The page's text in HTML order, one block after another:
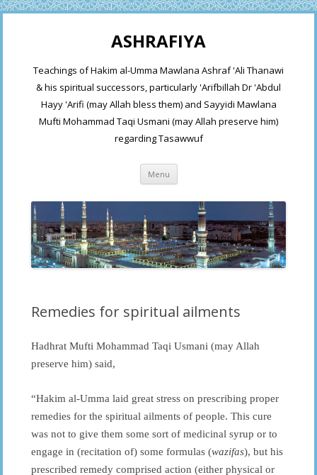
ASHRAFIYA
Teachings of Hakim al-Umma Mawlana Ashraf 'Ali Thanawi
& his spiritual successors, particularly 'Arifbillah Dr 'Abdul
Hayy 'Arifi (may Allah bless them) and Sayyidi Mawlana
Mufti Mohammad Taqi Usmani (may Allah preserve him)
regarding Tasawwuf
Menu Skip
content
Remedies for spiritual ailments
Hadhrat Mufti Mohammad Taqi Usmani (may Allah
preserve him) said,
“Hakim al-Umma laid great stress on prescribing proper
remedies for the spiritual ailments of people. This cure
was not to give them some sort of medicinal syrup or to
engage in (recitation of) some formulas (wazifas), but his
prescribed remedy comprised action (either physical or